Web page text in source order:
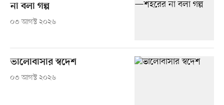
না বলা গল্প
০৩ আগস্ট ২০২৬
ভালোবাসার স্বদেশ
০৩ আগস্ট ২০২৬